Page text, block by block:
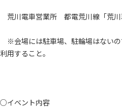
荒川電車営業所 都電荒川線「荒川
※会場には駐車場、駐輪場はない
利用すること。
○イベント内容